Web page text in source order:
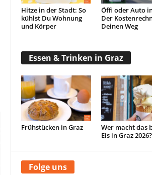
Hitze in der Stadt: So
kühlst Du Wohnung
und Körper
Öffi oder Auto
Der
Deinen Weg
Essen & Trinken in Graz
Frühstücken in Graz
Wer macht das
Eis in Graz 2026?
Folge uns